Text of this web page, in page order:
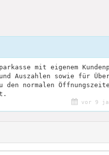
mit eigenem
Auszahlen sowie für
normalen
vor 9